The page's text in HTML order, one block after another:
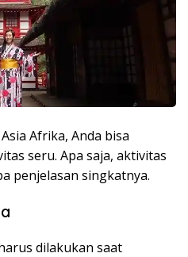
Afrika, Anda bisa
seru. Apa saja, aktivitas
penjelasan singkatnya.
dilakukan saat